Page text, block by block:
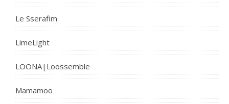
Le Sserafim
LimeLight
LOONA|Loossemble
Mamamoo